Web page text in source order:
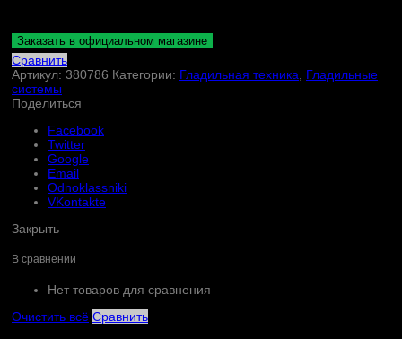
Заказать в официальном магазине
Сравнить
Артикул: 380786 Категории: Гладильная техника
Гладильные
системы
Поделиться
Facebook
Twitter
Google
Email
Odnoklassniki
VKontakte
Закрыть
В сравнении
Нет товаров для сравнения
Очистить всё Сравнить